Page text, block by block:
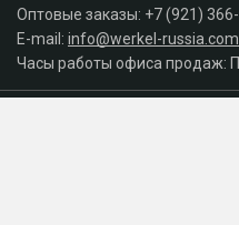
Оптовые заказы: +7 (921)
E-mail: info@werkel-russia.com
Часы работы офиса продаж: